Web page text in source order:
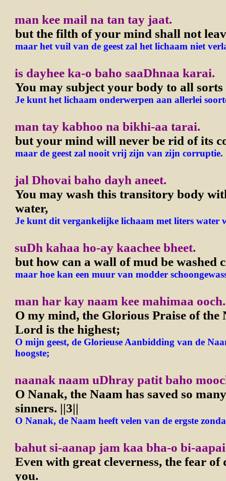
man kee mail na tan tay jaat.
but the filth of your mind shall not
maar het vuil van de geest zal het lichaam niet
is dayhee ka-o baho saaDhnaa karai.
You may subject your body to all
Je kunt het lichaam onderwerpen aan allerlei
man tay kabhoo na bikhi-aa tarai.
but your mind will never be rid of its
maar de geest zal nooit vrij zijn van zijn corruptie.
jal Dhovai baho dayh aneet.
You may wash this transitory body
water,
Je kunt dit vergankelijke lichaam met liters water
suDh kahaa ho-ay kaachee bheet.
but how can a wall of mud be washed
maar hoe kan een muur van modder
man har kay naam kee mahimaa ooch.
O my mind, the Glorious Praise of the
Lord is the highest;
O mijn geest, de Glorieuse Aanbidding van de
hoogste;
naanak naam uDhray patit baho
O Nanak, the Naam has saved so
sinners. ||3||
O Nanak, de Naam heeft velen van de ergste
bahut si-aanap jam kaa bha-o bi-
Even with great cleverness, the fear of
you.